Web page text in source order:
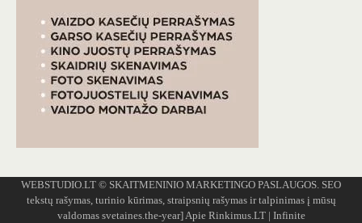
WEBSTUDIO.LT © SKAITMENINIO MARKETINGO PASLAUGOS. SEO
tekstų rašymas, turinio kūrimas, straipsnių rašymas ir talpinimas į mūsų
valdomas svetaines.the-year] Apie Rinkimus.LT| Infinite